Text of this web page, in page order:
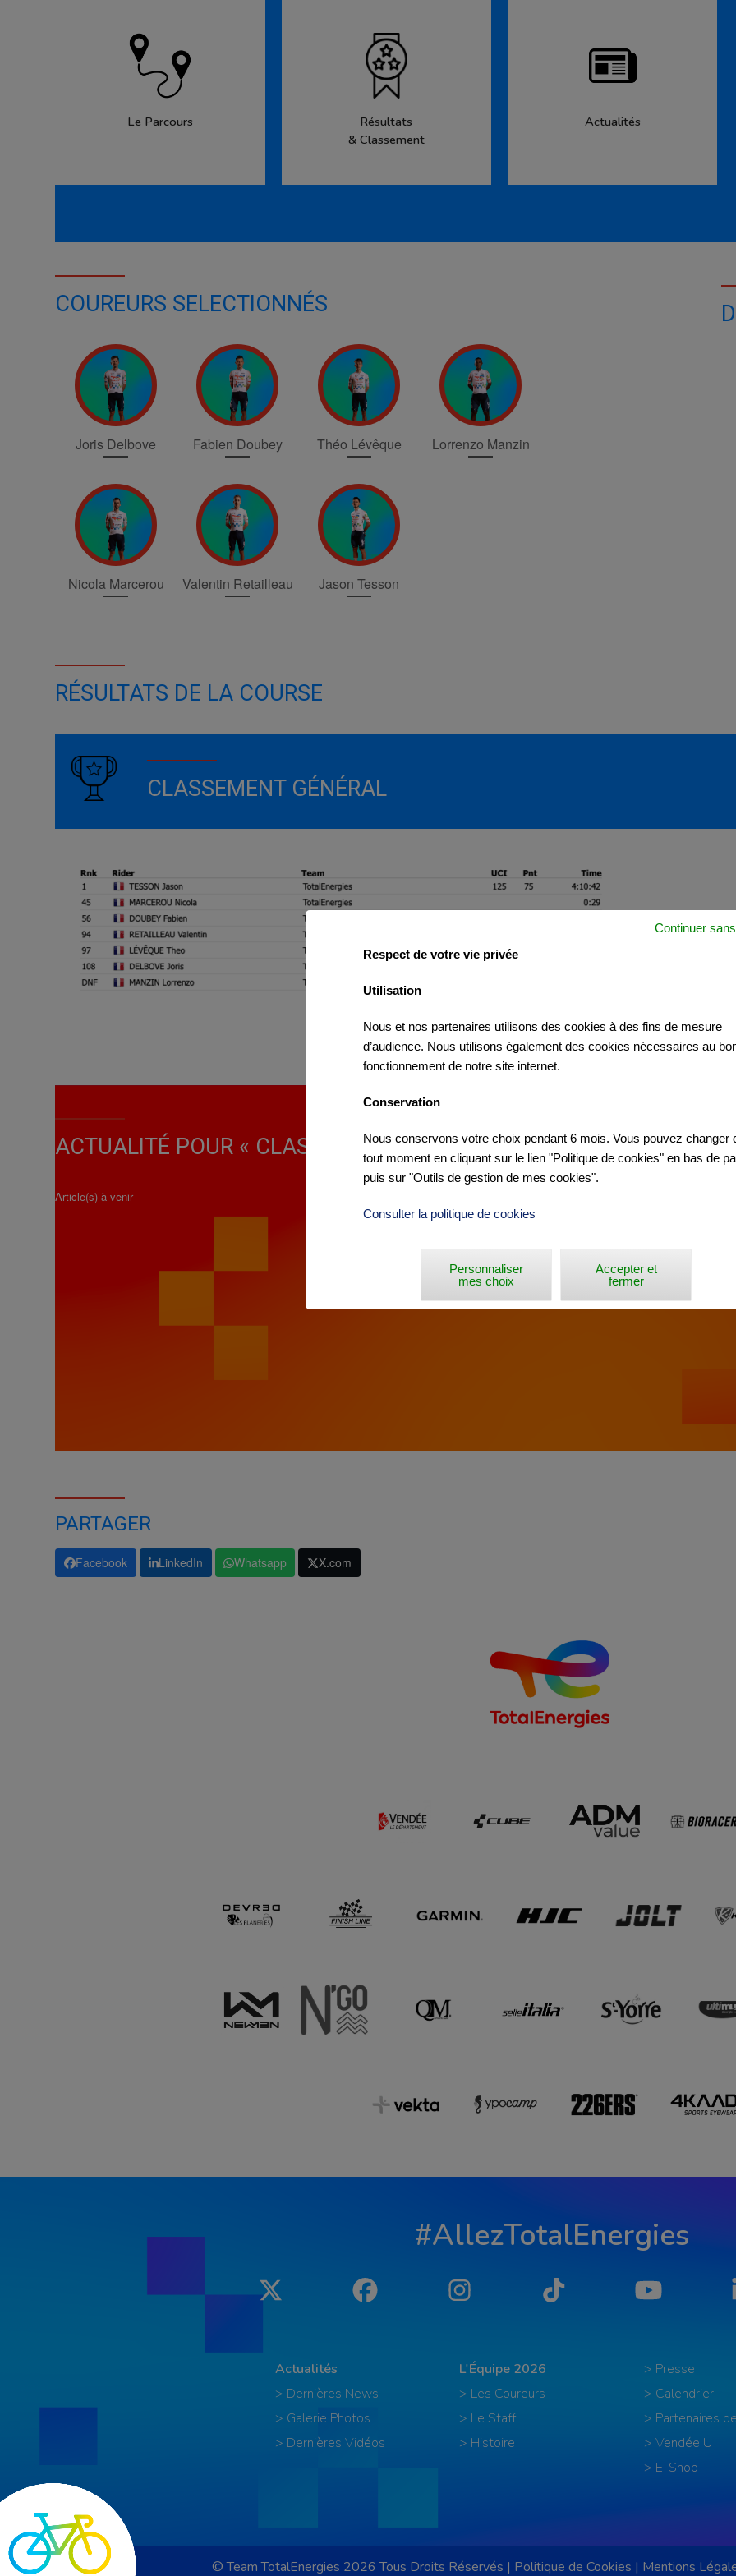
Le Parcours
Résultats
& Classement
Actualités
COUREURS SELECTIONNÉS
Joris Delbove Fabien Doubey Théo Lévêque Lorrenzo Manzin
Nicola Marcerou Valentin Retailleau Jason Tesson
RÉSULTATS DE LA COURSE
CLASSEMENT GÉNÉRAL
ACTUALITÉ POUR « CLASSIC VAR »
Article(s) à venir
PARTAGER
Facebook LinkedIn Whatsapp X.com
#AllezTotalEnergies
Twitter Facebook Instagram Tiktok YouTube
Actualités
> Dernières News
> Galerie Photos
> Dernières Vidéos
L'Équipe 2026
> Les Coureurs
> Le Staff
> Histoire
> Presse
> Calendrier
> Partenaires
> Vendée U
> E-Shop
© Team TotalEnergies 2026 Tous Droits Réservés | Politique de Cookies | Mentions
Respect de votre vie privée
Utilisation
Nous et nos partenaires utilisons des cookies à des fins de mesure
d’audience. Nous utilisons également des cookies nécessaires au
fonctionnement de notre site internet.
Conservation
Nous conservons votre choix pendant 6 mois. Vous pouvez changer
tout moment en cliquant sur le lien "Politique de cookies" en bas de
puis sur "Outils de gestion de mes cookies".
Consulter la politique de cookies
Personnaliser
mes choix
Accepter et
fermer
Continuer